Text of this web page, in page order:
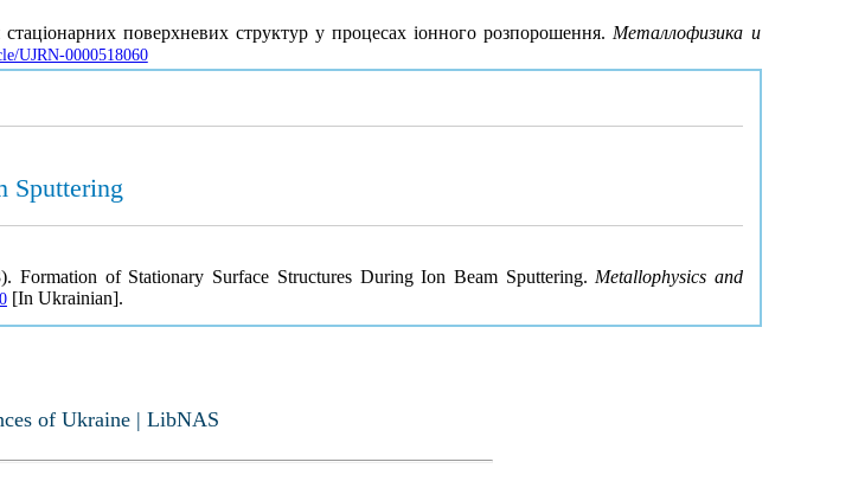
поверхневих структур у процесах іонного розпорошення.Металлофизика и
UJRN-0000518060
Sputtering
of Stationary Surface Structures During Ion Beam Sputtering. Metallophysics and
[In Ukrainian].
of Ukraine | LibNAS